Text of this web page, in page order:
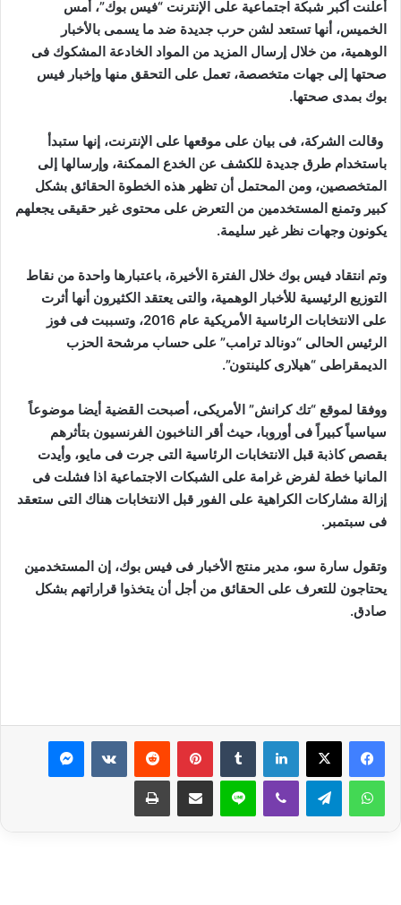
أعلنت أكبر شبكة اجتماعية على الإنترنت “فيس بوك”، أمس
الخميس، أنها تستعد لشن حرب جديدة ضد ما يسمى بالأخبار
الوهمية، من خلال إرسال المزيد من المواد الخادعة المشكوك فى
صحتها إلى جهات متخصصة، تعمل على التحقق منها وإخبار فيس
بوك بمدى صحتها.
وقالت الشركة، فى بيان على موقعها على الإنترنت، إنها ستبدأ
باستخدام طرق جديدة للكشف عن الخدع الممكنة، وإرسالها إلى
المتخصصين، ومن المحتمل أن تظهر هذه الخطوة الحقائق بشكل
كبير وتمنع المستخدمين من التعرض على محتوى غير حقيقى يجعلهم
يكونون وجهات نظر غير سليمة.
وتم انتقاد فيس بوك خلال الفترة الأخيرة، باعتبارها واحدة من نقاط
التوزيع الرئيسية للأخبار الوهمية، والتى يعتقد الكثيرون أنها أثرت
على الانتخابات الرئاسية الأمريكية عام 2016، وتسببت فى فوز
الرئيس الحالى “دونالد ترامب” على حساب مرشحة الحزب
الديمقراطى “هيلارى كلينتون”.
ووفقا لموقع “تك كرانش” الأمريكى، أصبحت القضية أيضا موضوعاً
سياسياً كبيراً فى أوروبا، حيث أقر الناخبون الفرنسيون بتأثرهم
بقصص كاذبة قبل الانتخابات الرئاسية التى جرت فى مايو، وأيدت
المانيا خطة لفرض غرامة على الشبكات الاجتماعية اذا فشلت فى
إزالة مشاركات الكراهية على الفور قبل الانتخابات هناك التى ستعقد
فى سبتمبر.
وتقول سارة سو، مدير منتج الأخبار فى فيس بوك، إن المستخدمين
يحتاجون للتعرف على الحقائق من أجل أن يتخذوا قراراتهم بشكل
صادق.
لينكدإن بينتيريست ماسنجر
واتساب تيلقرام ڤايبر لاين مشاركة عبر البريد طباعة